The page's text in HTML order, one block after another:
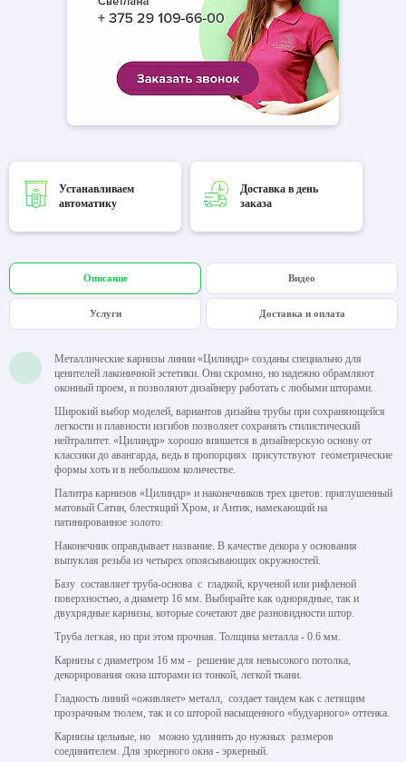
Устанавливаем
автоматику
Доставка в день
заказа
Описание Видео
Услуги Доставка и оплата
Металлические карнизы линии «Цилиндр» созданы специально для
ценителей лаконичной эстетики. Они скромно, но надежно обрамляют
оконный проем, и позволяют дизайнеру работать с любыми шторами.
Широкий выбор моделей, вариантов дизайна трубы при сохраняющейся
легкости и плавности изгибов позволяет сохранять стилистический
нейтралитет. «Цилиндр» хорошо впишется в дизайнерскую основу от
классики до авангарда, ведь в пропорциях присутствуют геометрические
формы хоть и в небольшом количестве.
Палитра карнизов «Цилиндр» и наконечников трех цветов: приглушенный
матовый Сатин, блестящий Хром, и Антик, намекающий на
патинированное золото.
Наконечник оправдывает название. В качестве декора у основания
выпуклая резьба из четырех опоясывающих окружностей.
Базу составляет труба-основа с гладкой, крученой или рифленой
поверхностью, а диаметр 16 мм. Выбирайте как однорядные, так и
двухрядные карнизы, которые сочетают две разновидности штор.
Труба легкая, но при этом прочная. Толщина металла - 0.6 мм.
Карнизы с диаметром 16 мм - решение для невысокого потолка,
декорирования окна шторами из тонкой, легкой ткани.
Гладкость линий «оживляет» металл, создает тандем как с летящим
прозрачным тюлем, так и со шторой насыщенного «будуарного» оттенка.
Карнизы цельные, но можно удлинить до нужных размеров
соединителем. Для эркерного окна - эркерный.